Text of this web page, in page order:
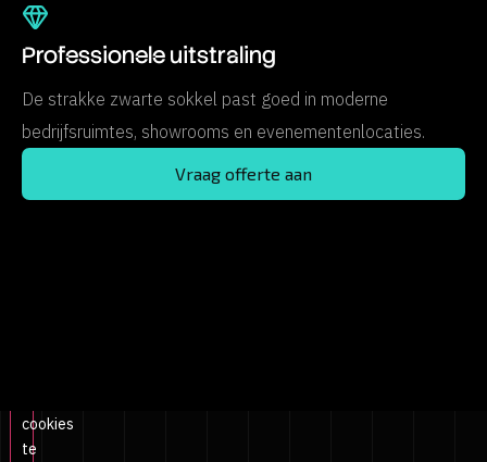
Professionele uitstraling
De strakke zwarte sokkel past goed in moderne
bedrijfsruimtes, showrooms en evenementenlocaties.
Vraag offerte aan
cookies
te